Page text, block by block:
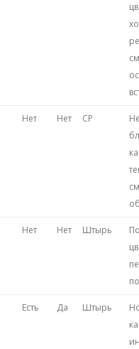
Нет Нет CP
Нет Нет Штырь
Есть Да Штырь